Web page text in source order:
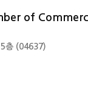
of
5층 (04637)